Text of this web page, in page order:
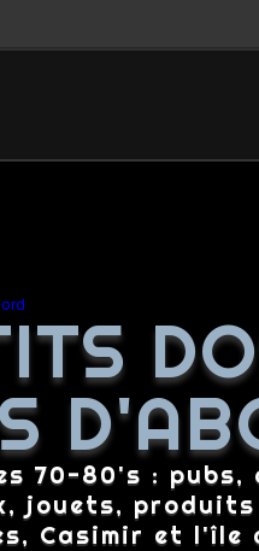
70-80's :
jouets,
Casimir et l'île